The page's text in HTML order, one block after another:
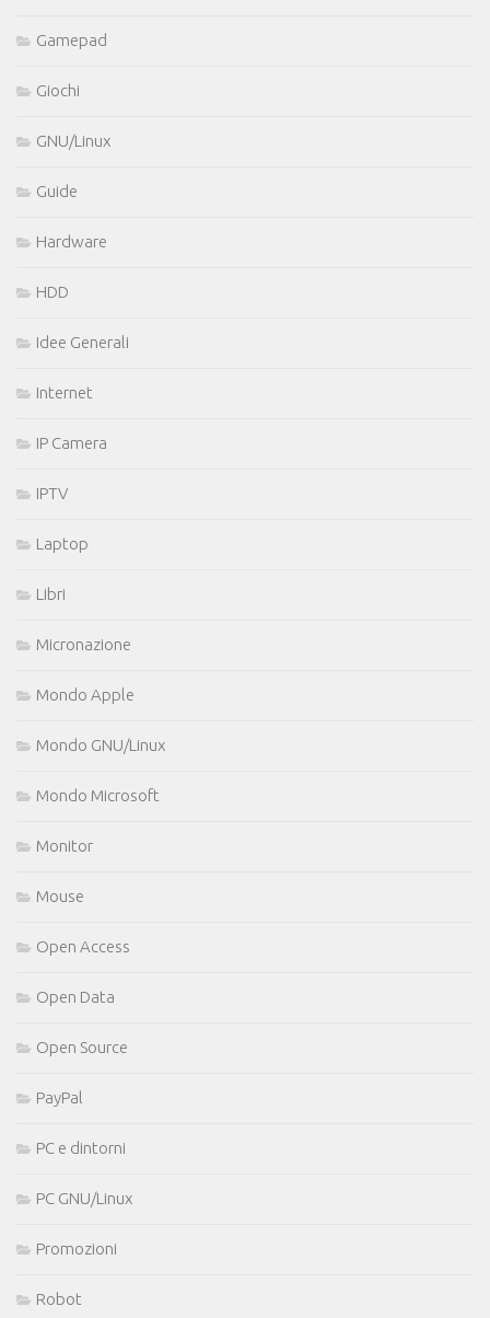
Gamepad
Giochi
GNU/Linux
Guide
Hardware
HDD
Idee Generali
Internet
IP Camera
IPTV
Laptop
Libri
Micronazione
Mondo Apple
Mondo GNU/Linux
Mondo Microsoft
Monitor
Mouse
Open Access
Open Data
Open Source
PayPal
PC e dintorni
PC GNU/Linux
Promozioni
Robot